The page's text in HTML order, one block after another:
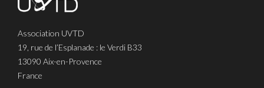
Association UVTD
19, rue de l’Esplanade : le Verdi B33
13090 Aix-en-Provence
France